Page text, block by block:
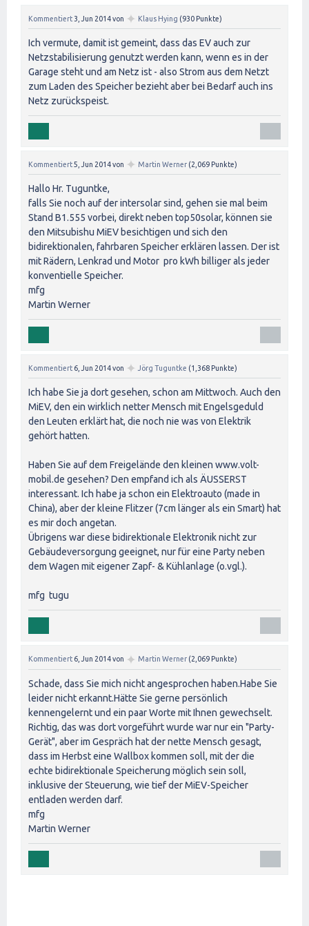
Kommentiert 3, Jun 2014von ✦ Klaus Hying (930 Punkte)
Ich vermute, damit ist gemeint, dass das EV auch zur
Netzstabilisierung genutzt werden kann, wenn es in der
Garage steht und am Netz ist - also Strom aus dem Netzt
zum Laden des Speicher bezieht aber bei Bedarf auch ins
Netz zurückspeist.
Kommentiert5, Jun 2014von ✦ Martin Werner (2,069 Punkte)
Hallo Hr. Tuguntke,
falls Sie noch auf der intersolar sind, gehen sie mal beim
Stand B1.555 vorbei, direkt neben top50solar, können sie
den Mitsubishu MiEV besichtigen und sich den
bidirektionalen, fahrbaren Speicher erklären lassen. Der ist
mit Rädern, Lenkrad und Motor pro kWh billiger als jeder
konventielle Speicher.
mfg
Martin Werner
Kommentiert 6, Jun 2014von ✦ Jörg Tuguntke (1,368 Punkte)
Ich habe Sie ja dort gesehen, schon am Mittwoch. Auch den
MiEV, den ein wirklich netter Mensch mit Engelsgeduld
den Leuten erklärt hat, die noch nie was von Elektrik
gehört hatten.
Haben Sie auf dem Freigelände den kleinen www.volt-
mobil.de gesehen? Den empfand ich als ÄUSSERST
interessant. Ich habe ja schon ein Elektroauto (made in
China), aber der kleine Flitzer (7cm länger als ein Smart) hat
es mir doch angetan.
Übrigens war diese bidirektionale Elektronik nicht zur
Gebäudeversorgung geeignet, nur für eine Party neben
dem Wagen mit eigener Zapf- & Kühlanlage (o.vgl.).
mfg tugu
Kommentiert 6, Jun 2014von ✦ Martin Werner (2,069 Punkte)
Schade, dass Sie mich nicht angesprochen haben.Habe Sie
leider nicht erkannt.Hätte Sie gerne persönlich
kennengelernt und ein paar Worte mit Ihnen gewechselt.
Richtig, das was dort vorgeführt wurde war nur ein "Party-
Gerät", aber im Gespräch hat der nette Mensch gesagt,
dass im Herbst eine Wallbox kommen soll, mit der die
echte bidirektionale Speicherung möglich sein soll,
inklusive der Steuerung, wie tief der MiEV-Speicher
entladen werden darf.
mfg
Martin Werner